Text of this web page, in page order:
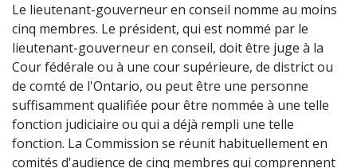
Le lieutenant-gouverneur en conseil nomme au moins
cinq membres. Le président, qui est nommé par le
lieutenant-gouverneur en conseil, doit être juge à la
Cour fédérale ou à une cour supérieure, de district ou
de comté de l'Ontario, ou peut être une personne
suffisamment qualifiée pour être nommée à une telle
fonction judiciaire ou qui a déjà rempli une telle
fonction. La Commission se réunit habituellement en
comités d'audience de cinq membres qui comprennent